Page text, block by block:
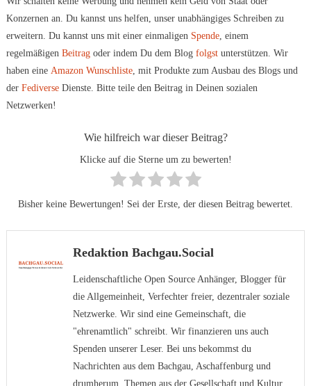
Konzernen an. Du kannst uns helfen, unser unabhängiges Schreiben zu
erweitern. Du kannst uns mit einer einmaligen Spende, einem
regelmäßigen Beitragoder indem Du dem Blog folgstunterstützen. Wir
haben eine Amazon Wunschliste, mit Produkte zum Ausbau des Blogs und
der FediverseDienste. Bitte teile den Beitrag in Deinen sozialen
Netzwerken!
Wie hilfreich war dieser Beitrag?
Klicke auf die Sterne um zu bewerten!
Bisher keine Bewertungen! Sei der Erste, der diesen Beitrag bewertet.
Redaktion Bachgau.Social
Leidenschaftliche Open Source Anhänger, Blogger für
die Allgemeinheit, Verfechter freier, dezentraler soziale
Netzwerke. Wir sind eine Gemeinschaft, die
"ehrenamtlich" schreibt. Wir finanzieren uns auch
Spenden unserer Leser. Bei uns bekommst du
Nachrichten aus dem Bachgau, Aschaffenburg und
drumherum, Themen aus der Gesellschaft und Kultur.